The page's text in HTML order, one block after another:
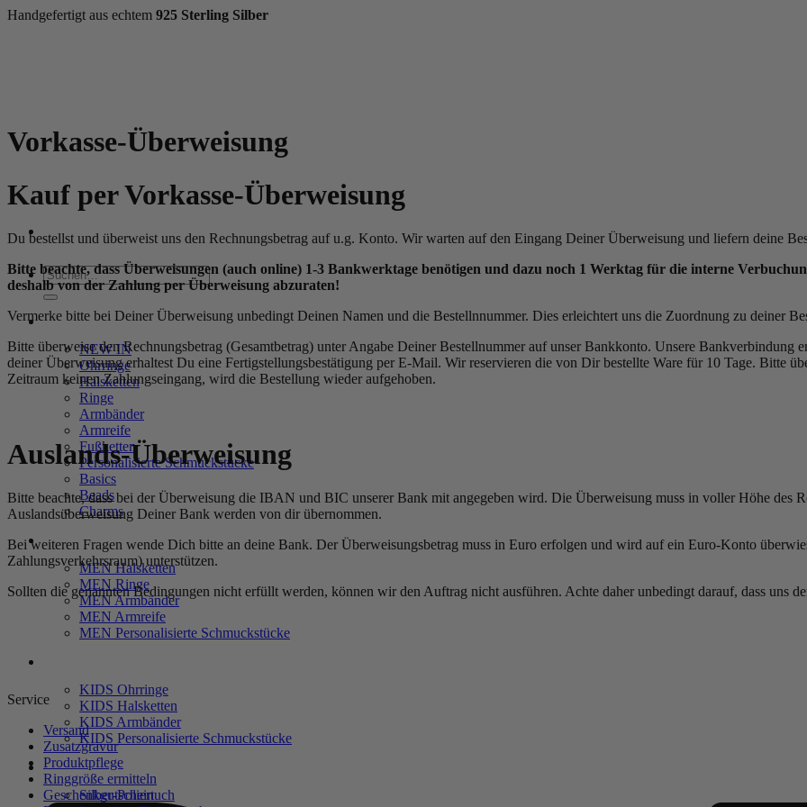
Handgefertigt aus echtem 925 Sterling Silber
Suchen
nach:
WOMEN
NEW IN
Ohrringe
Halsketten
Ringe
Armbänder
Armreife
Fußketten
Personalisierte Schmuckstücke
Basics
Beads
Charms
MEN
MEN Halsketten
MEN Ringe
MEN Armbänder
MEN Armreife
MEN Personalisierte Schmuckstücke
KIDS Ohrringe
KIDS Halsketten
KIDS Armbänder
KIDS Personalisierte Schmuckstücke
PRODUKTPFLEGE
Silber-Poliertuch
Vorkasse-Überweisung
Kauf per Vorkasse-Überweisung
Du bestellst und überweist uns den Rechnungsbetrag auf u.g. Konto. Wir warten auf den Eingang Deiner Überweisung und liefern deine
Bitte beachte, dass Überweisungen (auch online) 1-3 Bankwerktage benötigen und dazu noch 1 Werktag für die interne
deshalb von der Zahlung per Überweisung abzuraten!
Vermerke bitte bei Deiner Überweisung unbedingt Deinen Namen und die Bestellnnummer. Dies erleichtert uns die Zuordnung zu deiner
Bitte überweise den Rechnungsbetrag (Gesamtbetrag) unter Angabe Deiner Bestellnummer auf unser Bankkonto. Unsere Bankverbindung
deiner Überweisung erhaltest Du eine Fertigstellungsbestätigung per E-Mail. Wir reservieren die von Dir bestellte Ware für 10 Tage. Bitte
Zeitraum keinen Zahlungseingang, wird die Bestellung wieder aufgehoben.
Auslands-Überweisung
Bitte beachte, dass bei der Überweisung die IBAN und BIC unserer Bank mit angegeben wird. Die Überweisung muss in voller Höhe des
Auslandsüberweisung Deiner Bank werden von dir übernommen.
Bei weiteren Fragen wende Dich bitte an deine Bank. Der Überweisungsbetrag muss in Euro erfolgen und wird auf ein Euro-Konto
Zahlungsverkehrsraum) unterstützen.
Sollten die genannten Bedingungen nicht erfüllt werden, können wir den Auftrag nicht ausführen. Achte daher unbedingt darauf, dass uns
Service
Versand
Zusatzgravur
Produktpflege
Ringgröße ermitteln
Geschenkgutschein